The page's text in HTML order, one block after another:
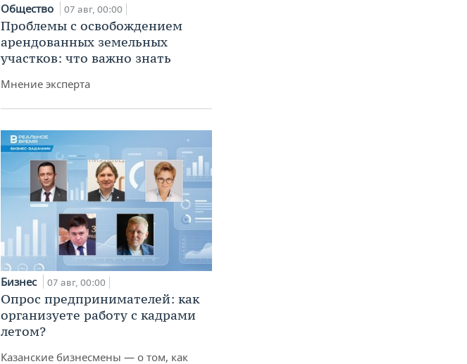
Общество 07 авг, 00:00
Проблемы с освобождением
арендованных земельных
участков: что важно знать
Мнение эксперта
Бизнес 07 авг, 00:00
Опрос предпринимателей: как
организуете работу с кадрами
летом?
Казанские бизнесмены — о том, как